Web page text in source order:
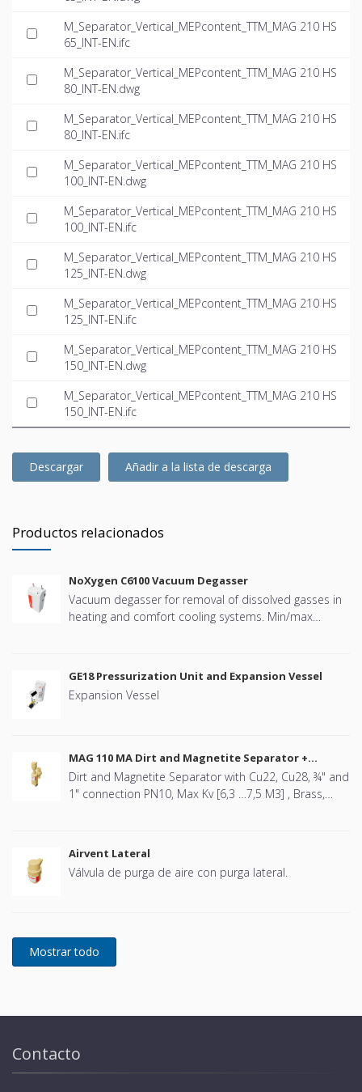
M_Separator_Vertical_MEPcontent_TTM_MAG 210 HS
65_INT-EN.ifc
M_Separator_Vertical_MEPcontent_TTM_MAG 210 HS
80_INT-EN.dwg
M_Separator_Vertical_MEPcontent_TTM_MAG 210 HS
80_INT-EN.ifc
M_Separator_Vertical_MEPcontent_TTM_MAG 210 HS
100_INT-EN.dwg
M_Separator_Vertical_MEPcontent_TTM_MAG 210 HS
100_INT-EN.ifc
M_Separator_Vertical_MEPcontent_TTM_MAG 210 HS
125_INT-EN.dwg
M_Separator_Vertical_MEPcontent_TTM_MAG 210 HS
125_INT-EN.ifc
M_Separator_Vertical_MEPcontent_TTM_MAG 210 HS
150_INT-EN.dwg
M_Separator_Vertical_MEPcontent_TTM_MAG 210 HS
150_INT-EN.ifc
Descargar Añadir a la lista de descarga
Productos relacionados
NoXygen C6100 Vacuum Degasser
Vacuum degasser for removal of dissolved gasses in
heating and comfort cooling systems. Min/max
connectivity: Modbus RTU (RS485)
GE18 Pressurization Unit and Expansion Vessel
Expansion Vessel
MAG 110 MA Dirt and Magnetite Separator +
Airvent
Dirt and Magnetite Separator with Cu22, Cu28, ¾" and
1" connection PN10, Max Kv [6,3 …7,5 M3] , Brass,
Airvent Lateral
Válvula de purga de aire con purga lateral.
Contacto